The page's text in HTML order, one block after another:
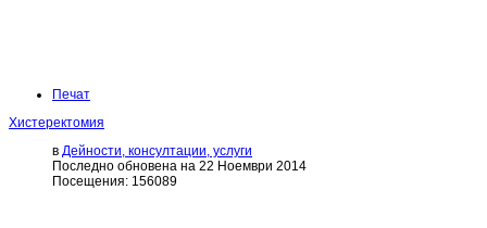
Печат
Хистеректомия
в Дейности, консултации, услуги
Последно обновена на 22 Ноември 2014
Посещения: 156089